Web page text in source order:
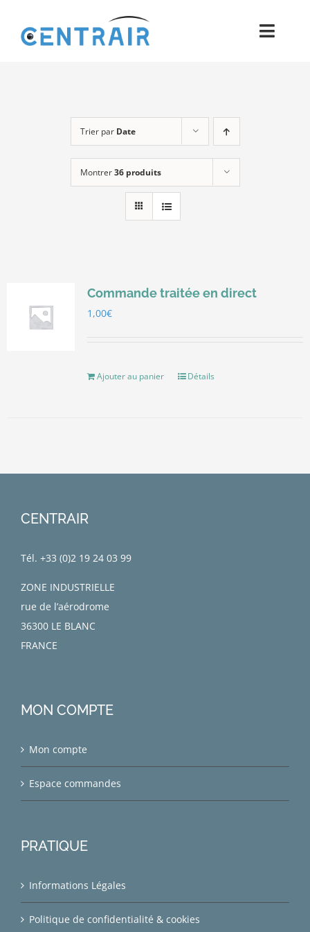
contenu
Moyens
Pièces
Process
Trier par Date
Montrer36 produits
Commande traitée en direct
1,00€
Ajouter au panier Détails
CENTRAIR
Tél. +33 (0)2 19 24 03 99
ZONE INDUSTRIELLE
rue de l’aérodrome
36300 LE BLANC
FRANCE
MON COMPTE
Mon compte
Espace commandes
PRATIQUE
Informations Légales
Politique de confidentialité & cookies